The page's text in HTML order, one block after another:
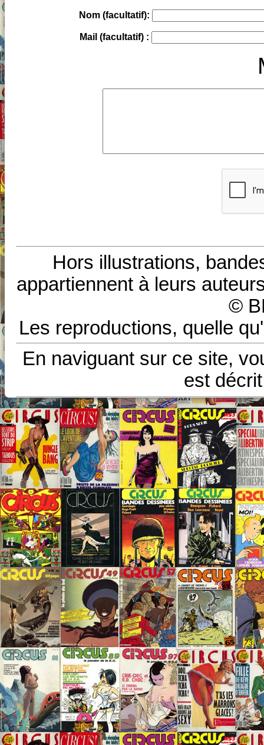
Nom (facultatif):
Mail (facultatif) :
Hors illustrations,
appartiennent à leurs
©
Les reproductions, quelle
En naviguant sur ce site,
est